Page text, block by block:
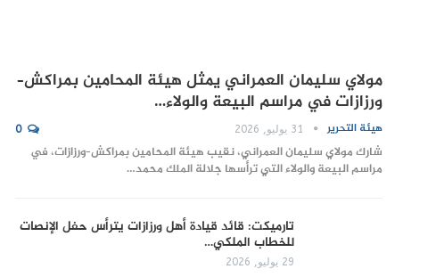
مولاي سليمان العمراني يمثل هيئة المحامين بمراكش–
ورزازات في مراسم البيعة والولاء…
هيئة التحرير 31 يوليو, 2026 0
شارك مولاي سليمان العمراني، نقيب هيئة المحامين بمراكش–ورزازات، في
مراسم البيعة والولاء التي ترأسها جلالة الملك محمد…
تارميكت: قائد قيادة أهل ورزازات يترأس حفل الإنصات
للخطاب الملكي…
29 يوليو, 2026